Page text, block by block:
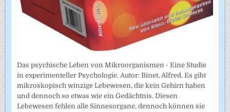
Das psychische Leben von Mikroorganismen - Eine Studie
in experimenteller Psychologie. Autor: Binet, Alfred. Es gibt
mikroskopisch winzige Lebewesen, die kein Gehirn haben
und dennoch so etwas wie ein Gedächtnis. Diesen
Lebewesen fehlen alle Sinnesorgane, dennoch können sie